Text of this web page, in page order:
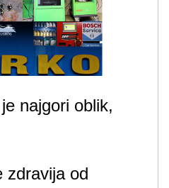
najgori oblik,
zdravija od